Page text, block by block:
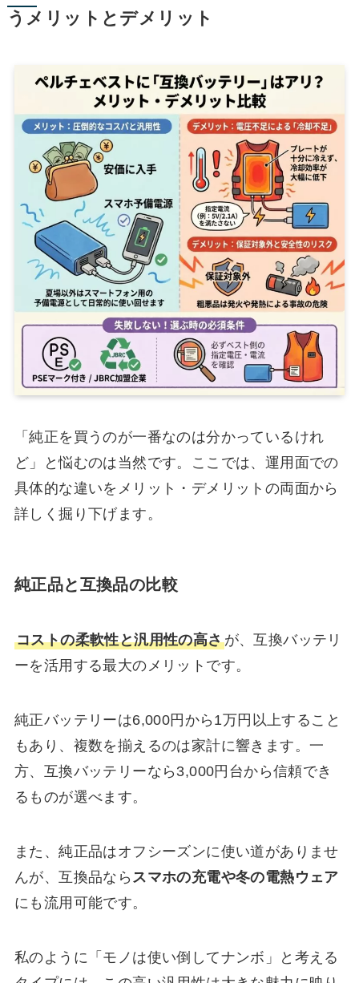
うメリットとデメリット
「純正を買うのが一番なのは分かっているけれ
ど」と悩むのは当然です。ここでは、運用面での
具体的な違いをメリット・デメリットの両面から
詳しく掘り下げます。
純正品と互換品の比較
コストの柔軟性と汎用性の高さが、互換バッテリ
ーを活用する最大のメリットです。
純正バッテリーは6,000円から1万円以上すること
もあり、複数を揃えるのは家計に響きます。一
方、互換バッテリーなら3,000円台から信頼でき
るものが選べます。
また、純正品はオフシーズンに使い道がありませ
んが、互換品なら スマホの充電や冬の電熱ウェア
にも流用可能です。
私のように「モノは使い倒してナンボ」と考える